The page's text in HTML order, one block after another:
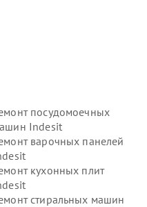
посудомоечных
Indesit
варочных панелей
кухонных плит
стиральных машин